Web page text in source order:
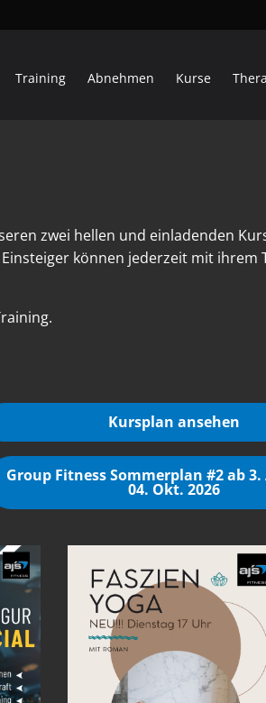
Training Abnehmen Kurse
zwei hellen und einladenden
können jederzeit mit
Kursplan ansehen
Group Fitness Sommerplan #2 ab 3.
04. Okt. 2026